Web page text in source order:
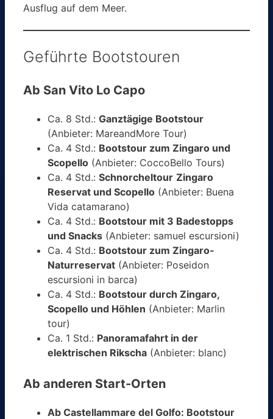
Ausflug auf dem Meer.
Geführte Bootstouren
Ab San Vito Lo Capo
Ca. 8 Std.: Ganztägige Bootstour
(Anbieter: MareandMore Tour)
Ca. 4 Std.: Bootstour zum Zingaro und
Scopello (Anbieter: CoccoBello Tours)
Ca. 4 Std.: Schnorcheltour Zingaro
Reservat und Scopello (Anbieter: Buena
Vida catamarano)
Ca. 4 Std.: Bootstour mit 3 Badestopps
und Snacks (Anbieter: samuel escursioni)
Ca. 4 Std.: Bootstour zum Zingaro-
Naturreservat (Anbieter: Poseidon
escursioni in barca)
Ca. 4 Std.: Bootstour durch Zingaro,
Scopello und Höhlen (Anbieter: Marlin
tour)
Ca. 1 Std.: Panoramafahrt in der
elektrischen Rikscha (Anbieter: blanc)
Ab anderen Start-Orten
Ab Castellammare del Golfo: Bootstour